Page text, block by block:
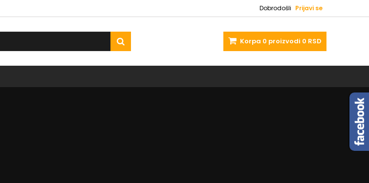
Dobrodošli Prijavi se
Korpa 0 proizvodi 0 RSD